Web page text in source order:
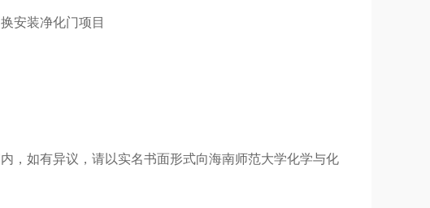
安装净化门项目
，如有异议，请以实名书面形式向海南师范大学化学与化